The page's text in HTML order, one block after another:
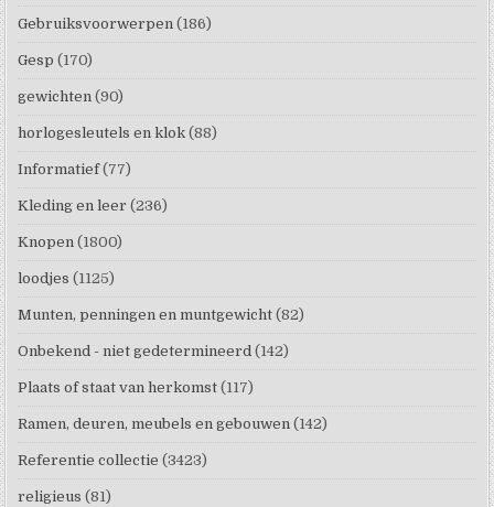
Gebruiksvoorwerpen (186)
Gesp (170)
gewichten (90)
horlogesleutels en klok (88)
Informatief (77)
Kleding en leer (236)
Knopen (1800)
loodjes (1125)
Munten, penningen en muntgewicht (82)
Onbekend - niet gedetermineerd (142)
Plaats of staat van herkomst (117)
Ramen, deuren, meubels en gebouwen (142)
Referentie collectie (3423)
religieus (81)